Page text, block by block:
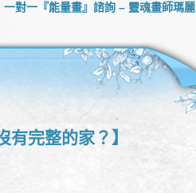
有完整的家？】
一對一『能量畫』諮詢 – 靈魂畫師瑪麗